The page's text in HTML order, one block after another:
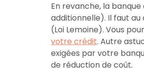
En revanche, la
additionnelle). Il faut
(Loi Lemoine). Vous
votre crédit. Autre
exigées par votre
de réduction de coût.